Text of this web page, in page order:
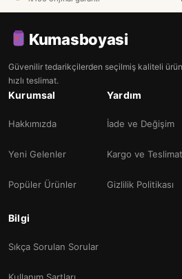
Kumasboyasi
Güvenilir tedarikçilerden seçilmiş kaliteli
hızlı teslimat.
Kurumsal
Hakkımızda
Yeni Gelenler
Popüler Ürünler
Yardım
İade ve Değişim
Kargo ve Teslimat
Gizlilik Politikası
Bilgi
Sıkça Sorulan Sorular
Kullanım Şartları